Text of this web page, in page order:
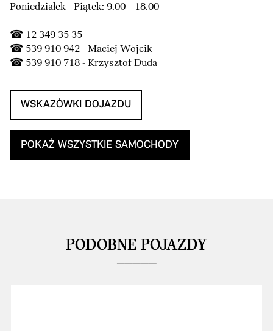
Poniedziałek - Piątek: 9.00 – 18.00
☎ 12 349 35 35
☎ 539 910 942 - Maciej Wójcik
☎ 539 910 718 - Krzysztof Duda
WSKAZÓWKI DOJAZDU
POKAŻ WSZYSTKIE SAMOCHODY
PODOBNE POJAZDY